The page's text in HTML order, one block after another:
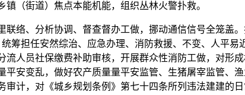
（街道）焦点本能机能，组织丛林火警扑救。
、分析协调、督查督办工做，挪动通信信号全笼盖
筹担任安然综治、应急办理、消防救援、不变、人平易
人员社保缴费补助审核，开展群众性消防工做，对形成
安变乱，做好农产质量量平安监管、生猪屠宰监管、
计，对《城乡规划条例》第七十四条所列违法建建的